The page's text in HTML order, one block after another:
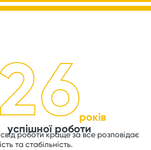
роботи краще за все розповідає
та стабільність.
26років
успішної роботи